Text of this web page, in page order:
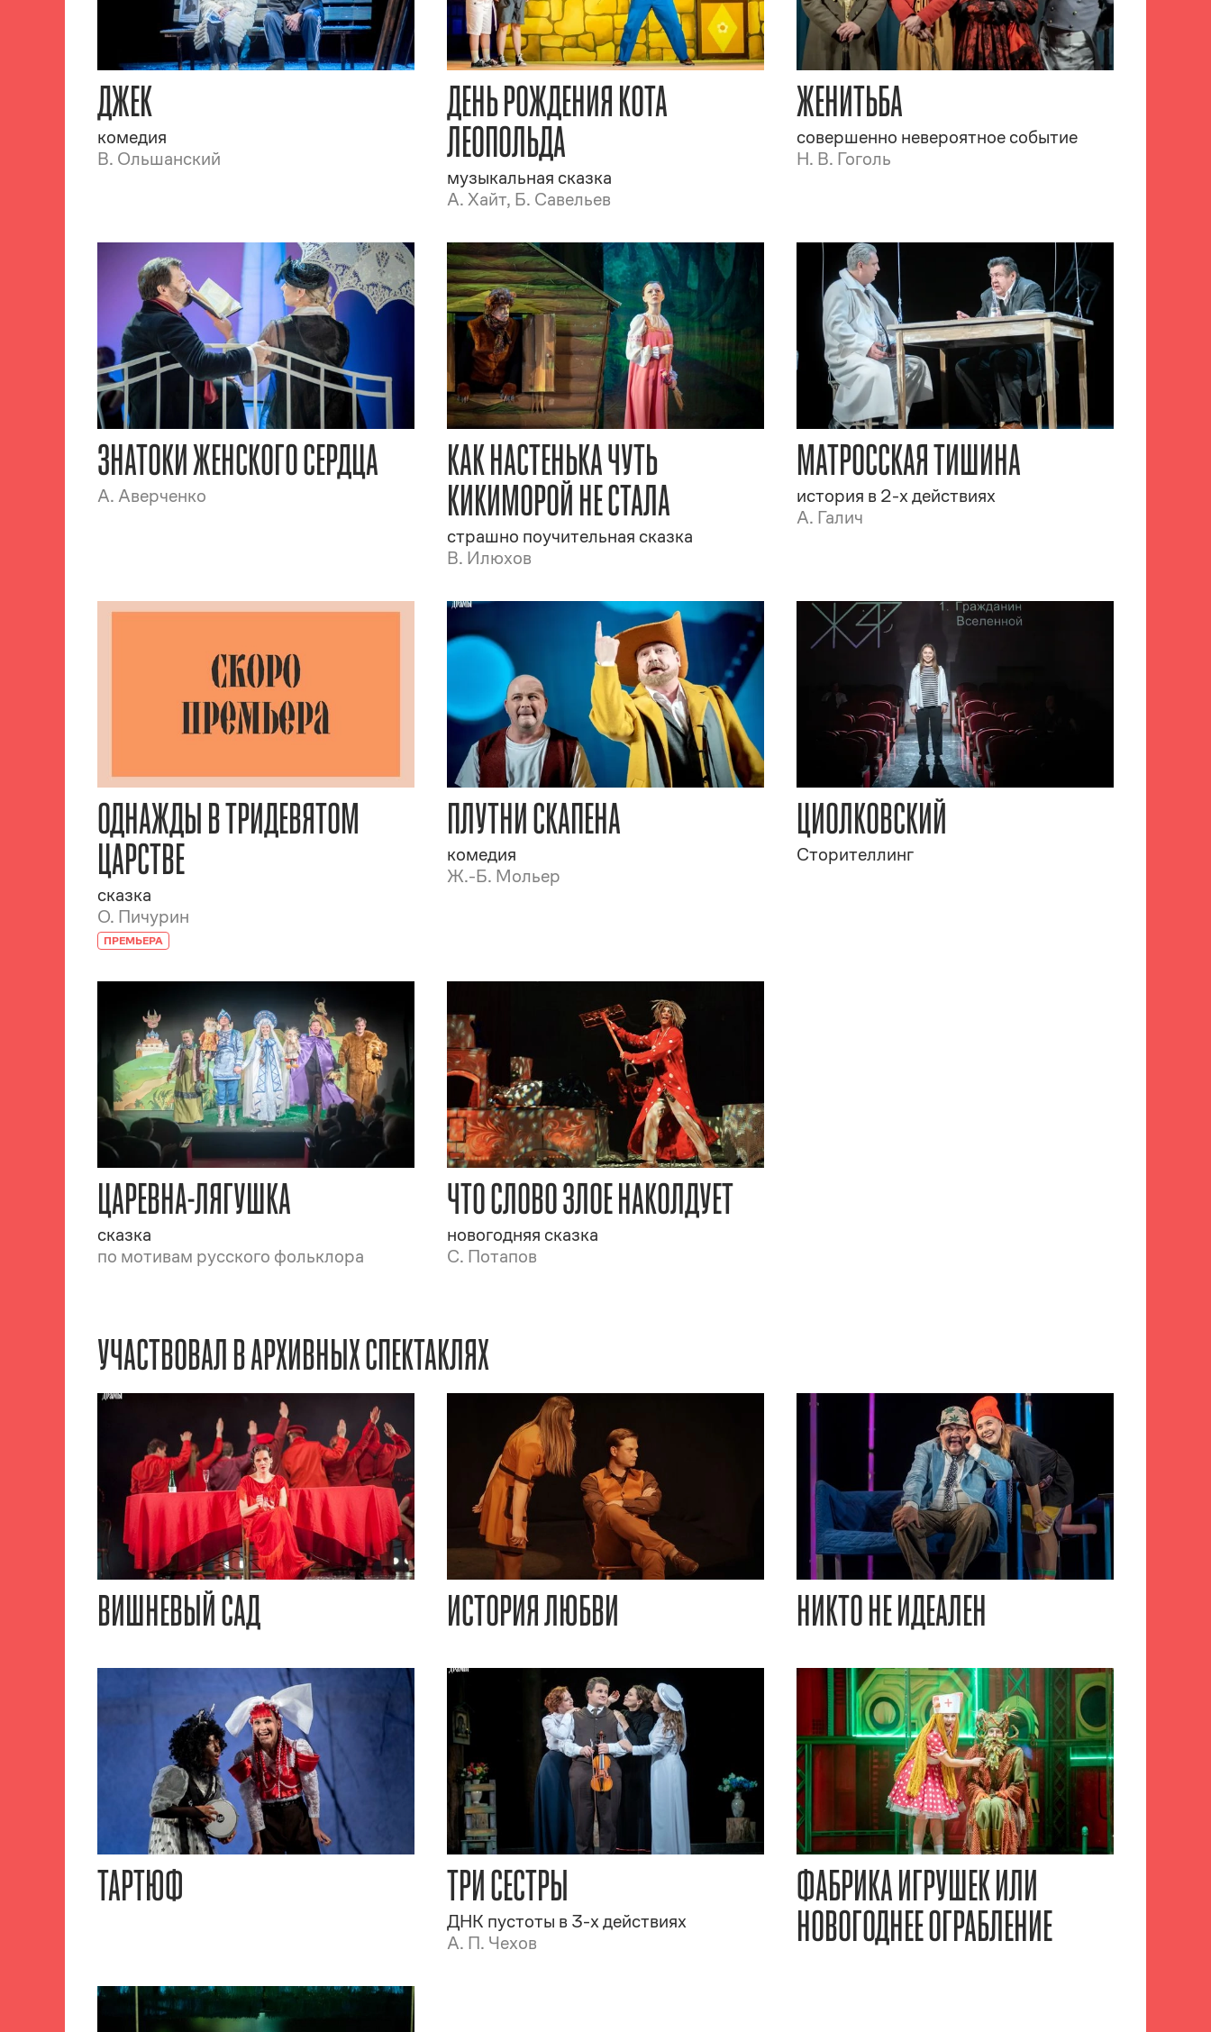
ДЖЕК
комедия
В. Ольшанский
ДЕНЬ РОЖДЕНИЯ КОТА
ЛЕОПОЛЬДА
музыкальная сказка
А. Хайт, Б. Савельев
ЖЕНИТЬБА
совершенно невероятное событие
Н. В. Гоголь
ЗНАТОКИ ЖЕНСКОГО СЕРДЦА
А. Аверченко
КАК НАСТЕНЬКА ЧУТЬ
КИКИМОРОЙ НЕ СТАЛА
страшно поучительная сказка
В. Илюхов
МАТРОССКАЯ ТИШИНА
история в 2-х действиях
А. Галич
ОДНАЖДЫ В ТРИДЕВЯТОМ
ЦАРСТВЕ
сказка
О. Пичурин
ПРЕМЬЕРА
ПЛУТНИ СКАПЕНА
комедия
Ж.-Б. Мольер
ЦИОЛКОВСКИЙ
Сторителлинг
ЦАРЕВНА-ЛЯГУШКА
сказка
по мотивам русского фольклора
ЧТО СЛОВО ЗЛОЕ НАКОЛДУЕТ
новогодняя сказка
С. Потапов
УЧАСТВОВАЛ В АРХИВНЫХ СПЕКТАКЛЯХ
ВИШНЕВЫЙ САД ИСТОРИЯ ЛЮБВИ НИКТО НЕ ИДЕАЛЕН
ТАРТЮФ ТРИ СЕСТРЫ
ДНК пустоты в 3-х действиях
А. П. Чехов
ФАБРИКА ИГРУШЕК ИЛИ
НОВОГОДНЕЕ ОГРАБЛЕНИЕ